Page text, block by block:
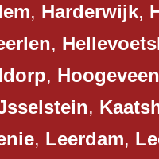
, Harderwijk,
,
, Hoogeveen
,
, Leerdam,